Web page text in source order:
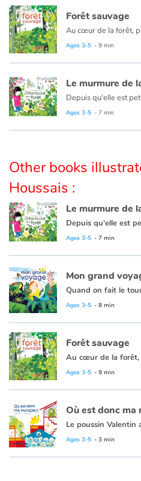
Blog
Learn french with Storyplay'r
French book lists for children
Dyslexia and reading disorders
Forêt sauvage
Ages 3-5 - 9 min
Le murmure de
Ages 3-5 - 7 min
Other books
Houssais :
Le murmure de
Ages 3-5 - 7 min
Mon grand
Ages 3-5 - 8 min
Forêt sauvage
Ages 3-5 - 9 min
Où est donc ma
Ages 3-5 - 3 min